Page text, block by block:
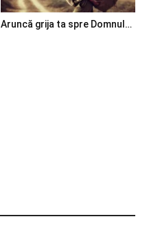
Aruncă grija ta spre Domnul…